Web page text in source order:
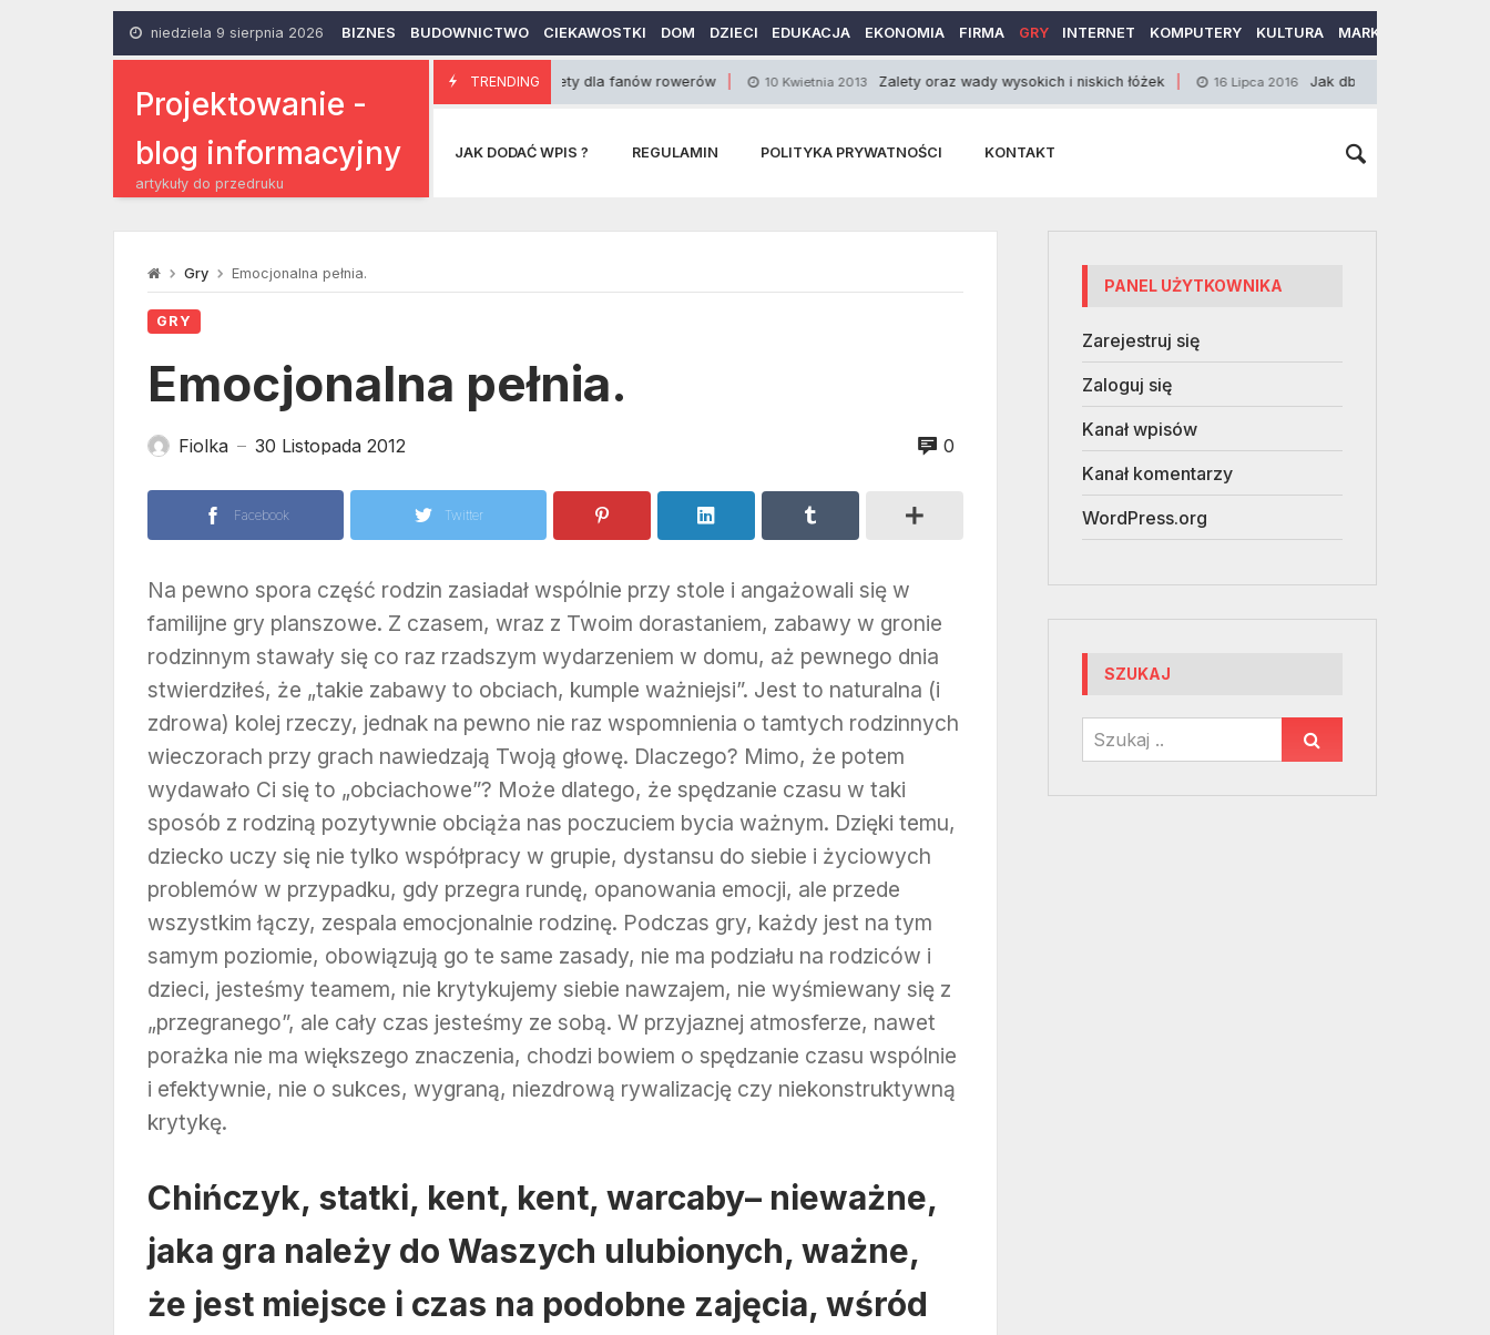
niedziela 9 sierpnia 2026 BIZNES BUDOWNICTWO CIEKAWOSTKI DOM DZIECI EDUKACJA EKONOMIA FIRMA GRY INTERNET KOMPUTERY KULTURA MARKETING
Projektowanie -
blog informacyjny
artykuły do przedruku
TRENDING
3 gadżety dla fanów rowerów 10 Kwietnia 2013 Zalety oraz wady wysokich i niskich łóżek 16 Lipca 2016 Jak dbać o zasilacz do laptopa?
JAK DODAĆ WPIS ? REGULAMIN POLITYKA PRYWATNOŚCI KONTAKT
Gry Emocjonalna pełnia.
GRY
Emocjonalna pełnia.
Fiolka — 30 Listopada 2012 0
Facebook Twitter
Na pewno spora część rodzin zasiadał wspólnie przy stole i angażowali się w
familijne gry planszowe. Z czasem, wraz z Twoim dorastaniem, zabawy w gronie
rodzinnym stawały się co raz rzadszym wydarzeniem w domu, aż pewnego dnia
stwierdziłeś, że „takie zabawy to obciach, kumple ważniejsi”. Jest to naturalna (i
zdrowa) kolej rzeczy, jednak na pewno nie raz wspomnienia o tamtych rodzinnych
wieczorach przy grach nawiedzają Twoją głowę. Dlaczego? Mimo, że potem
wydawało Ci się to „obciachowe”? Może dlatego, że spędzanie czasu w taki
sposób z rodziną pozytywnie obciąża nas poczuciem bycia ważnym. Dzięki temu,
dziecko uczy się nie tylko współpracy w grupie, dystansu do siebie i życiowych
problemów w przypadku, gdy przegra rundę, opanowania emocji, ale przede
wszystkim łączy, zespala emocjonalnie rodzinę. Podczas gry, każdy jest na tym
samym poziomie, obowiązują go te same zasady, nie ma podziału na rodziców i
dzieci, jesteśmy teamem, nie krytykujemy siebie nawzajem, nie wyśmiewany się z
„przegranego”, ale cały czas jesteśmy ze sobą. W przyjaznej atmosferze, nawet
porażka nie ma większego znaczenia, chodzi bowiem o spędzanie czasu wspólnie
i efektywnie, nie o sukces, wygraną, niezdrową rywalizację czy niekonstruktywną
krytykę.
Chińczyk, statki, kent, kent, warcaby– nieważne,
jaka gra należy do Waszych ulubionych, ważne,
że jest miejsce i czas na podobne zajęcia, wśród
PANEL UŻYTKOWNIKA
Zarejestruj się
Zaloguj się
Kanał wpisów
Kanał komentarzy
WordPress.org
SZUKAJ